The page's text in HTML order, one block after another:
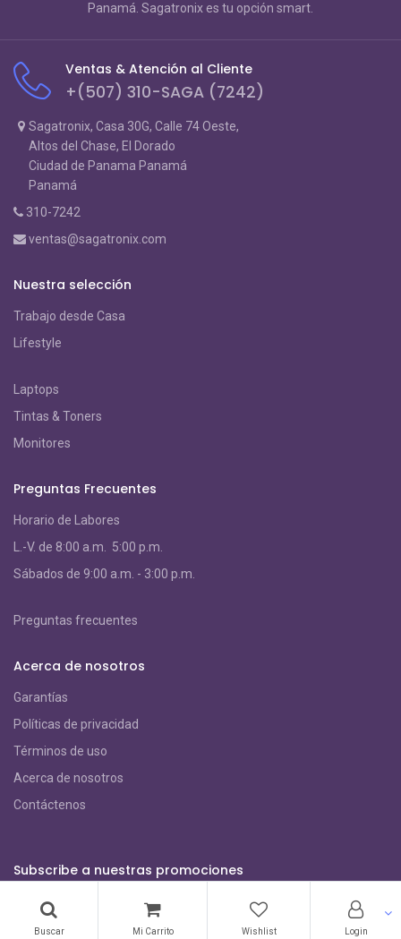
Buscar Mi Carrito Wishlist Login
Panamá. Sagatronix es tu opción smart.
Ventas & Atención al Cliente
+(507) 310-SAGA (7242)
Sagatronix, Casa 30G, Calle 74 Oeste,
Altos del Chase, El Dorado
Ciudad de Panama Panamá
Panamá
310-7242
ventas@sagatronix.com
Nuestra selección
Trabajo desde Casa
Lifestyle
Laptops
Tintas & Toners
Monitores
Preguntas Frecuentes
Horario de Labores
L.-V. de 8:00 a.m. 5:00 p.m.
Sábados de 9:00 a.m. - 3:00 p.m.
Preguntas frecuentes
Acerca de nosotros
Garantías
Políticas de privacidad
Términos de uso
Acerca de nosotros
Contáctenos
Subscribe a nuestras promociones